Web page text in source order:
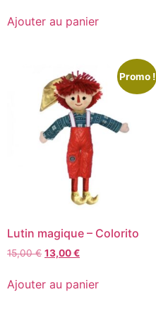
Ajouter au panier
Promo !
Lutin magique – Colorito
15,00€ 13,00€
Ajouter au panier